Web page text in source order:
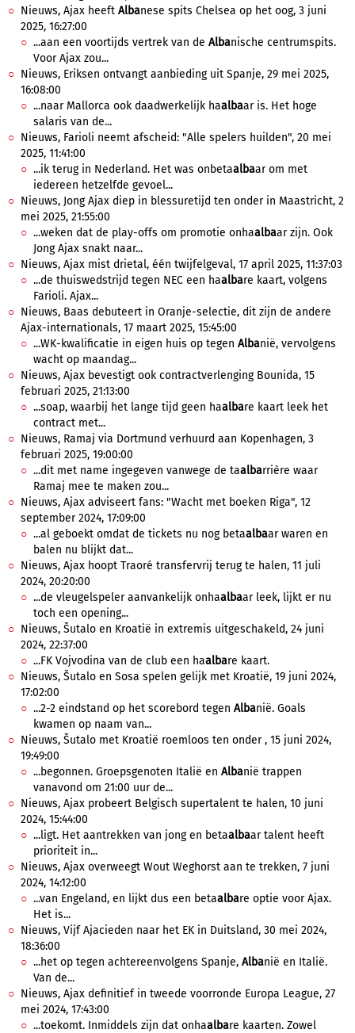
Nieuws, Ajax heeft Albanese spits Chelsea op het oog, 3 juni
2025, 16:27:00
...aan een voortijds vertrek van de Albanische centrumspits.
Voor Ajax zou...
Nieuws, Eriksen ontvangt aanbieding uit Spanje, 29 mei 2025,
16:08:00
...naar Mallorca ook daadwerkelijk haalbaar is. Het hoge
salaris van de...
Nieuws, Farioli neemt afscheid: "Alle spelers huilden", 20 mei
2025, 11:41:00
...ik terug in Nederland. Het was onbetaalbaar om met
iedereen hetzelfde gevoel...
Nieuws, Jong Ajax diep in blessuretijd ten onder in Maastricht, 2
mei 2025, 21:55:00
...weken dat de play-offs om promotie onhaalbaar zijn. Ook
Jong Ajax snakt naar...
Nieuws, Ajax mist drietal, één twijfelgeval, 17 april 2025, 11:37:03
...de thuiswedstrijd tegen NEC een haalbare kaart, volgens
Farioli. Ajax...
Nieuws, Baas debuteert in Oranje-selectie, dit zijn de andere
Ajax-internationals, 17 maart 2025, 15:45:00
...WK-kwalificatie in eigen huis op tegen Albanië, vervolgens
wacht op maandag...
Nieuws, Ajax bevestigt ook contractverlenging Bounida, 15
februari 2025, 21:13:00
...soap, waarbij het lange tijd geen haalbare kaart leek het
contract met...
Nieuws, Ramaj via Dortmund verhuurd aan Kopenhagen, 3
februari 2025, 19:00:00
...dit met name ingegeven vanwege de taalbarrière waar
Ramaj mee te maken zou...
Nieuws, Ajax adviseert fans: "Wacht met boeken Riga", 12
september 2024, 17:09:00
...al geboekt omdat de tickets nu nog betaalbaar waren en
balen nu blijkt dat...
Nieuws, Ajax hoopt Traoré transfervrij terug te halen, 11 juli
2024, 20:20:00
...de vleugelspeler aanvankelijk onhaalbaar leek, lijkt er nu
toch een opening...
Nieuws, Šutalo en Kroatië in extremis uitgeschakeld, 24 juni
2024, 22:37:00
...FK Vojvodina van de club een haalbare kaart.
Nieuws, Šutalo en Sosa spelen gelijk met Kroatië, 19 juni 2024,
17:02:00
...2-2 eindstand op het scorebord tegen Albanië. Goals
kwamen op naam van...
Nieuws, Šutalo met Kroatië roemloos ten onder , 15 juni 2024,
19:49:00
...begonnen. Groepsgenoten Italië en Albanië trappen
vanavond om 21:00 uur de...
Nieuws, Ajax probeert Belgisch supertalent te halen, 10 juni
2024, 15:44:00
...ligt. Het aantrekken van jong en betaalbaar talent heeft
prioriteit in...
Nieuws, Ajax overweegt Wout Weghorst aan te trekken, 7 juni
2024, 14:12:00
...van Engeland, en lijkt dus een betaalbare optie voor Ajax.
Het is...
Nieuws, Vijf Ajacieden naar het EK in Duitsland, 30 mei 2024,
18:36:00
...het op tegen achtereenvolgens Spanje, Albanië en Italië.
Van de...
Nieuws, Ajax definitief in tweede voorronde Europa League, 27
mei 2024, 17:43:00
...toekomt. Inmiddels zijn dat onhaalbare kaarten. Zowel